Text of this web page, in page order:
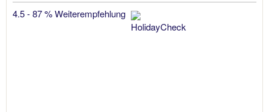
4.5 - 87 % Weiterempfehlung